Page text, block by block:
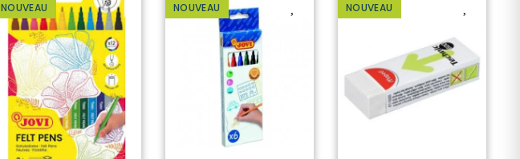
NOUVEAU NOUVEAU NOUVEAU